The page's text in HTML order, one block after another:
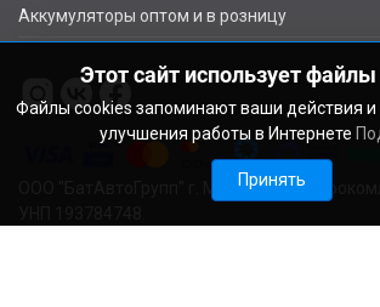
Аккумуляторы оптом и в розницу
ООО "БатАвтоГрупп" г. Минск, ул. В.
Этот сайт использует
Файлы cookies запоминают ваши действия и
улучшения работы в Интернете
Принять